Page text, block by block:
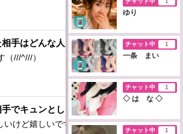
手はどんな人？
（///^///）
でキュンとした言動は？
いけど嬉しいです（,,._.,,）
ゆり
チャット中 1
一条 まい
チャット中 1
◇ は な ◇
チャット中 1